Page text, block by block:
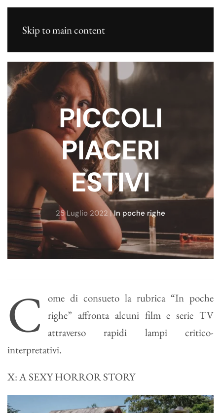
Skip to main content
PICCOLI
PIACERI
ESTIVI
25 Luglio 2022 |In poche righe
C ome di consueto la rubrica “In poche
righe” affronta alcuni film e serie TV
attraverso rapidi lampi critico-
interpretativi.
X: A SEXY HORROR STORY